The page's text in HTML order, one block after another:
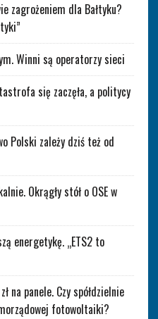
zagrożeniem dla Bałtyku?
Winni są operatorzy sieci
się zaczęła, a politycy
Polski zależy dziś też od
Okrągły stół o OSE w
energetykę. „ETS2 to
na panele. Czy spółdzielnie
fotowoltaiki?